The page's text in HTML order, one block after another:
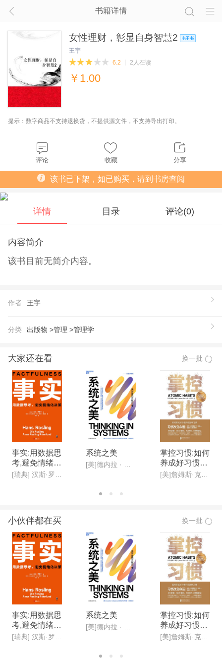
书籍详情
女性理财，彰显自身智慧2
王宇
6.2
2人在读
￥ 1.00
提示：数字商品不支持退换货，不提供源文件，不支持导出打印。
评论 收藏 分享
该书已下架，如已购买，请到书房查阅
详情 目录 评论(0)
内容简介
该书目前无简介内容。
作者 王宇
分类 出版物 >管理 >管理学
大家还在看 换一批
事实:用数据思
考,避免情绪化
决策(新版)
[瑞典] 汉斯·罗斯林, 欧拉·罗斯林,安娜·罗斯林·罗朗德
系统之美
[美]德内拉 · 梅多斯(Donella H· Meadows )
掌控习惯:如何
养成好习惯并
戒除坏习惯(新
[美]詹姆斯·克利尔,迩东晨/译
小伙伴都在买 换一批
事实:用数据思
考,避免情绪化
决策(新版)
系统之美
掌控习惯:如何
养成好习惯并
戒除坏习惯(新
[美]詹姆斯·克利尔,迩东晨/译